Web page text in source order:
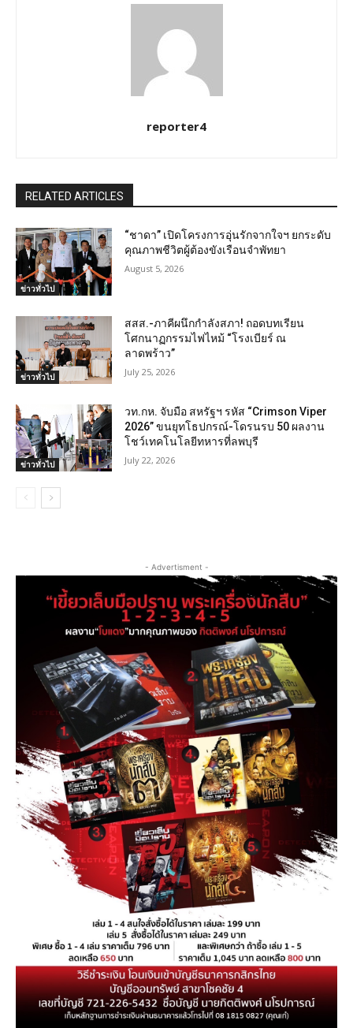
reporter4
RELATED ARTICLES
ข่าวทั่วไป
“ชาดา” เปิดโครงการอุ่นรักจากใจฯ ยกระดับ
คุณภาพชีวิตผู้ต้องขังเรือนจำพัทยา
August 5, 2026
ข่าวทั่วไป
สสส.-ภาคีผนึกกำลังสภา! ถอดบทเรียน
โศกนาฏกรรมไฟไหม้ “โรงเบียร์ ณ
ลาดพร้าว”
July 25, 2026
ข่าวทั่วไป
วท.กห. จับมือ สหรัฐฯ รหัส “Crimson Viper
2026” ขนยุทโธปกรณ์-โดรนรบ 50 ผลงาน
โชว์เทคโนโลยีทหารที่ลพบุรี
July 22, 2026
- Advertisment -